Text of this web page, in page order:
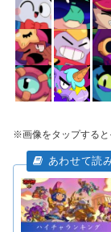
※画像をタップすると